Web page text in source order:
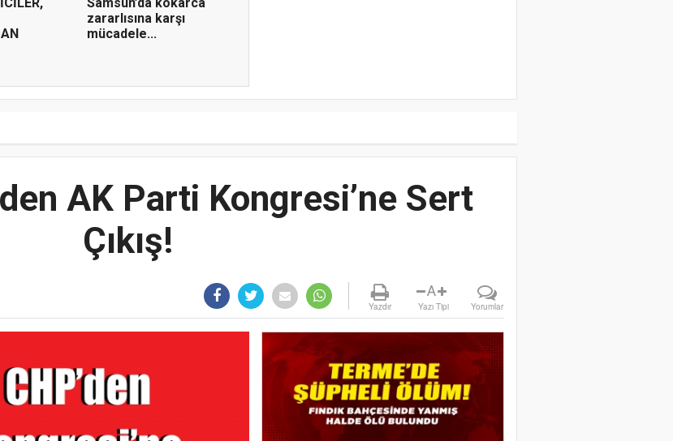
zararlısına karşı
mücadele...
AK Parti Kongresi’ne Sert
Çıkış!
Yazdır
A
Yazı Tipi Yorumlar